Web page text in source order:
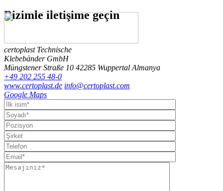
Bizimleiletişime geçin
certoplast Technische
Klebebänder GmbH
Müngstener Straße 10 42285 Wuppertal Almanya
+49 202 255 48-0
www.certoplast.de info@certoplast.com
Google Maps